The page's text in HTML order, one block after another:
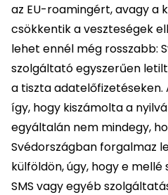
az EU-roamingért, avagy a
csökkentik a veszteségek
lehet ennél még rosszabb:
szolgáltató egyszerűen
a tiszta
így, hogy kiszámolta a
egyáltalán nem mindegy,
Svédországban forgalmaz
külföldön, úgy, hogy e
SMS vagy egyéb